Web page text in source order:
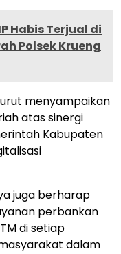
Habis Terjual di
Polsek Krueng
menyampaikan
atas sinergi
Kabupaten
juga berharap
perbankan
di setiap
dalam